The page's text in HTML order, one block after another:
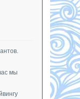
мы